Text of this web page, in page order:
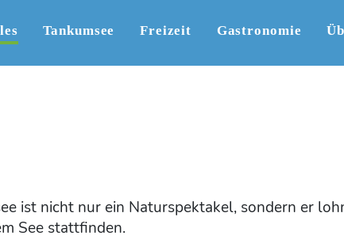
Tankumsee Freizeit Gastronomie
ist nicht nur ein Naturspektakel, sondern er
See stattfinden.